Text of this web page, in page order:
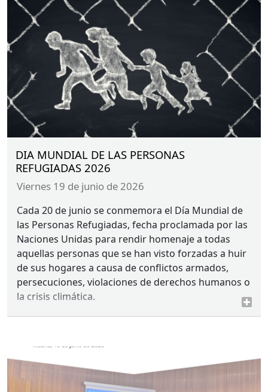
DIA MUNDIAL DE LAS PERSONAS
REFUGIADAS 2026
viernes 19 de junio de 2026
Cada 20 de junio se conmemora el Día Mundial de
las Personas Refugiadas, fecha proclamada por las
Naciones Unidas para rendir homenaje a todas
aquellas personas que se han visto forzadas a huir
de sus hogares a causa de conflictos armados,
persecuciones, violaciones de derechos humanos o
la crisis climática.